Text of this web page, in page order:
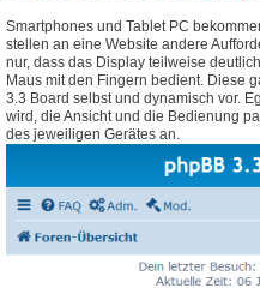
Smartphones und Tablet PC
stellen an eine Website andere
nur, dass das Display teilweise
Maus mit den Fingern bedient. Diese
3.3 Board selbst und dynamisch vor.
wird, die Ansicht und die Bedienung
des jeweiligen Gerätes an.